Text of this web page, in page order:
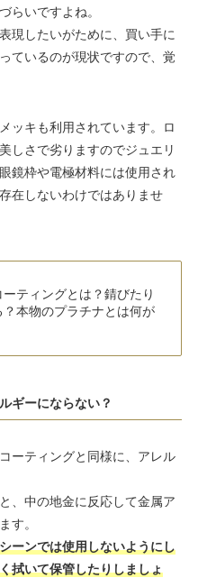
らいですよね。
現したいがために、買い手に
ているのが現状ですので、覚
ッキも利用されています。ロ
しさで劣りますのでジュエリ
鏡枠や電極材料には使用され
在しないわけではありませ
ティングとは？錆びたり
本物のプラチナとは何が
ギーにならない？
ーティングと同様に、アレル
、中の地金に反応して金属ア
す。
ーンでは使用しないようにし
拭いて保管したりしましょ